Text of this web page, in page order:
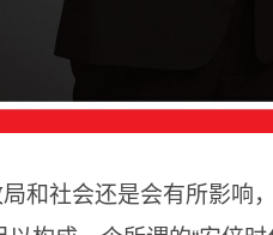
和社会还是会有所影响